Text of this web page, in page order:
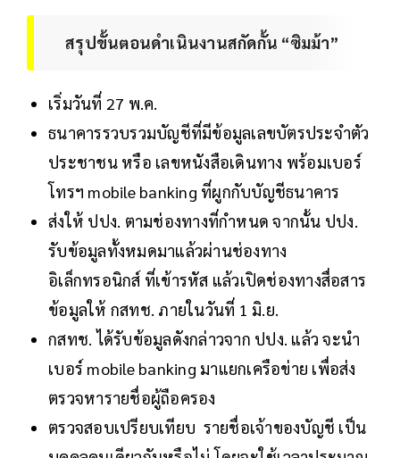
สรุปขั้นตอนดำเนินงานสกัดกั้น “ซิมม้า”
เริ่มวันที่ 27 พ.ค.
ธนาคารรวบรวมบัญชีที่มีข้อมูลเลขบัตรประจำตัว
ประชาชน หรือ เลขหนังสือเดินทาง พร้อมเบอร์
โทรฯ mobile banking ที่ผูกกับบัญชีธนาคาร
ส่งให้ ปปง. ตามช่องทางที่กำหนด จากนั้น ปปง.
รับข้อมูลทั้งหมดมาแล้วผ่านช่องทาง
อิเล็กทรอนิกส์ ที่เข้ารหัส แล้วเปิดช่องทางสื่อสาร
ข้อมูลให้ กสทช. ภายในวันที่ 1 มิ.ย.
กสทช. ได้รับข้อมูลดังกล่าวจาก ปปง. แล้ว จะนำ
เบอร์ mobile banking มาแยกเครือข่าย เพื่อส่ง
ตรวจหารายชื่อผู้ถือครอง
ตรวจสอบเปรียบเทียบ รายชื่อเจ้าของบัญชี เป็น